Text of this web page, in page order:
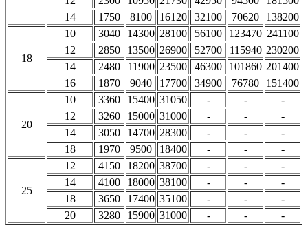
14
1750 8100 16120 32100 70620 138200
18
10 3040 14300 28100 56100 123470 241100
12
2850 13500 26900 52700 115940 230200
14
2480 11900 23500 46300 101860 201400
16
1870 9040 17700 34900 76780 151400
20
10 3360 15400 31050 - -
-
12
3260 15000 31000 - -
-
14
3050 14700 28300 - -
-
18
1970 9500 18400 - - -
25
12 4150 18200 38700 - -
-
14
4100 18000 38100 - -
-
18
3650 17400 35100 - -
-
20
3280 15900 31000 - - -